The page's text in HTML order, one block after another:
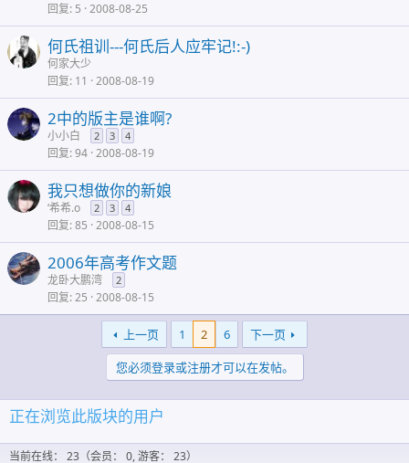
回复 5 2008-08-25
何氏祖训---何氏后人应牢记!:-)
何家大少
回复 11 2008-08-19
2中的版主是谁啊?
小小白 2 3 4
回复 94 2008-08-19
我只想做你的新娘
‘希希.o 2 3 4
回复 85 2008-08-15
2006年高考作文题
龙卧大鹏湾 2
回复 25 2008-08-15
上一页 1 2 6
下一页
您必须登录或注册才可以在发帖。
正在浏览此版块的用户
当前在线： 23（会员： 0, 游客： 23）